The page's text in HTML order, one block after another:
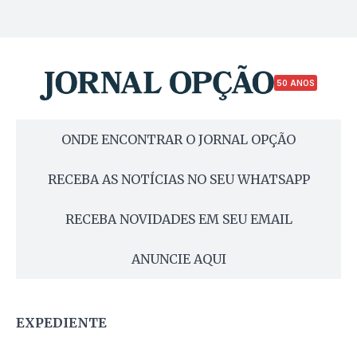
50 ANOS
ONDE ENCONTRAR O JORNAL OPÇÃO
RECEBA AS NOTÍCIAS NO SEU WHATSAPP
RECEBA NOVIDADES EM SEU EMAIL
ANUNCIE AQUI
EXPEDIENTE